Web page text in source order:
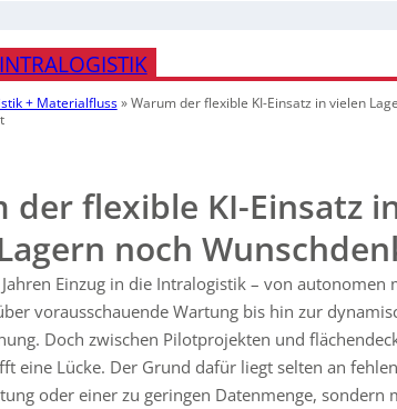
+ Materialfluss»Warum der flexible KI-Einsatz in vielen
der flexible KI-Einsatz
noch
Einzug in die Intralogistik – von autonomen
vorausschauende Wartung bis hin zur
Doch zwischen Pilotprojekten und
eine Lücke. Der Grund dafür liegt selten an
oder einer zu geringen Datenmenge, sondern